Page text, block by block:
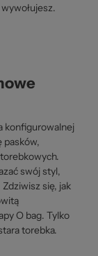
konfigurowalnej
pasków,
swój styl,
się, jak
O bag. Tylko
torebka.